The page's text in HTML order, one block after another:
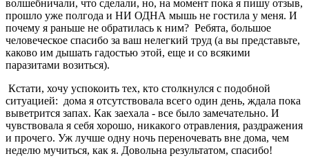
волшебничали, что сделали, но, на момент пока я пишу отзыв,
прошло уже полгода и НИ ОДНА мышь не гостила у меня. И
почему я раньше не обратилась к ним? Ребята, большое
человеческое спасибо за ваш нелегкий труд (а вы представьте,
каково им дышать гадостью этой, еще и со всякими
паразитами возиться).
Кстати, хочу успокоить тех, кто столкнулся с подобной
ситуацией: дома я отсутствовала всего один день, ждала пока
выветрится запах. Как заехала - все было замечательно. И
чувствовала я себя хорошо, никакого отравления, раздражения
и прочего. Уж лучше одну ночь переночевать вне дома, чем
неделю мучиться, как я. Довольна результатом, спасибо!